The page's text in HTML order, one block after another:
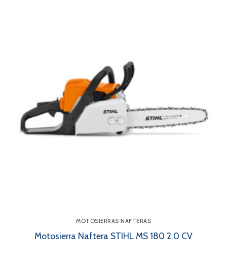
MOTOSIERRAS NAFTERAS
Motosierra Naftera STIHL MS 180 2.0 CV